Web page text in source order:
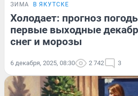
ЗИМА В ЯКУТСКЕ
Холодает: прогноз
первые выходные
снег и морозы
6 декабря, 2025, 08:30 2 742 3